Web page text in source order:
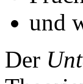
und
Der